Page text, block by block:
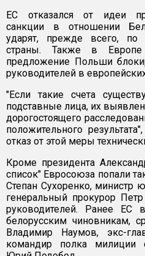
ЕС отказался от идеи
санкции в отношении
ударят, прежде всего, по
страны. Также в
предложение Польши
руководителей в
"Если такие счета
подставные лица, их
дорогостоящего
положительного
отказ от этой меры
Кроме президента
список" Евросоюза попали
Степан Сухоренко, министр
генеральный прокурор
руководителей. Ранее ЕС
белорусским чиновникам,
Владимир Наумов, экс-
командир полка милиции